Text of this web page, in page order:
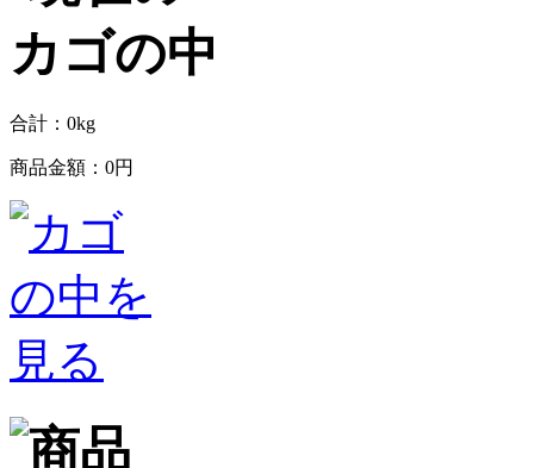
合計： 0kg
商品金額： 0円